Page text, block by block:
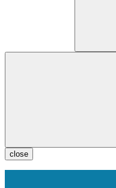
close